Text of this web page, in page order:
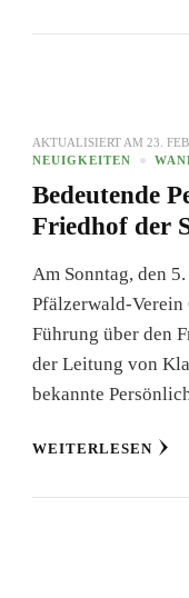
AKTUALISIERT AM 23.
NEUIGKEITEN
Bedeutende
Friedhof der
Am Sonntag, den
Pfälzerwald-Verein
Führung über den
der Leitung von
bekannte
WEITERLESEN